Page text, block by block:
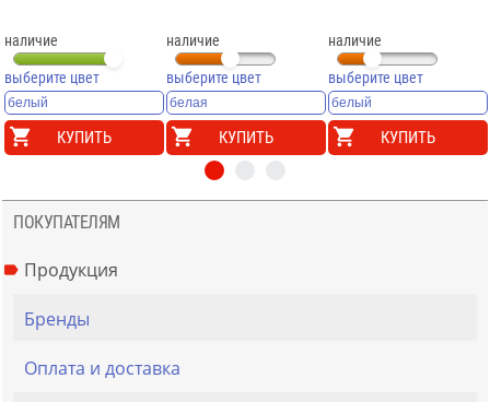
наличие
выберите цвет
КУПИТЬ
наличие
выберите цвет
КУПИТЬ
наличие
выберите цвет
КУПИТЬ
ПОКУПАТЕЛЯМ
Продукция
Бренды
Оплата и доставка